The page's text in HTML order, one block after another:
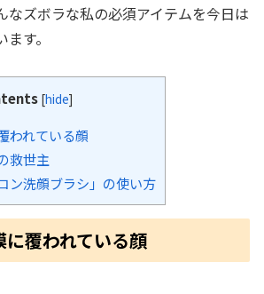
なズボラな私の必須アイテムを今日は
す。
[hide]
われている顔
救世主
ン洗顔ブラシ」の使い方
覆われている顔